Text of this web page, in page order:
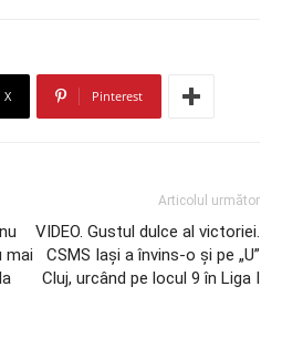
X Pinterest
mai
Articolul următor
VIDEO. Gustul dulce al victoriei.
CSMS Iași a învins-o și pe „U”
Cluj, urcând pe locul 9 în Liga I